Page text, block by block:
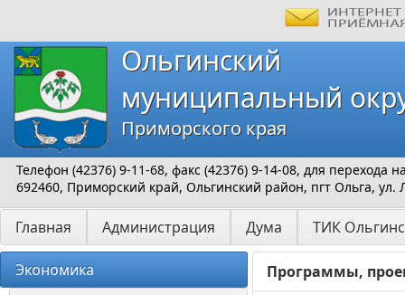
Ольгинский
муниципальный
Приморского края
Телефон (42376) 9-11-68, факс (42376) 9-14-08, для перехода
692460, Приморский край, Ольгинский район, пгт Ольга, ул.
Главная Администрация Дума ТИК
Экономика
Программы,